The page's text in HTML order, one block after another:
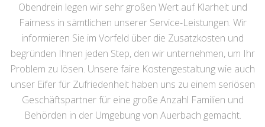
Obendrein legen wir sehr großen Wert auf Klarheit und
Fairness in sämtlichen unserer Service-Leistungen. Wir
informieren Sie im Vorfeld über die Zusatzkosten und
begründen Ihnen jeden Step, den wir unternehmen, um Ihr
Problem zu lösen. Unsere faire Kostengestaltung wie auch
unser Eifer für Zufriedenheit haben uns zu einem seriösen
Geschäftspartner für eine große Anzahl Familien und
Behörden in der Umgebung von Auerbach gemacht.